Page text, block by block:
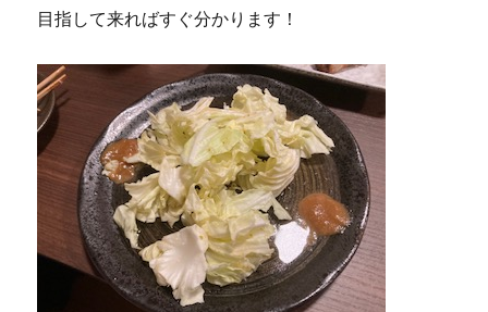
目指して来ればすぐ分かります！